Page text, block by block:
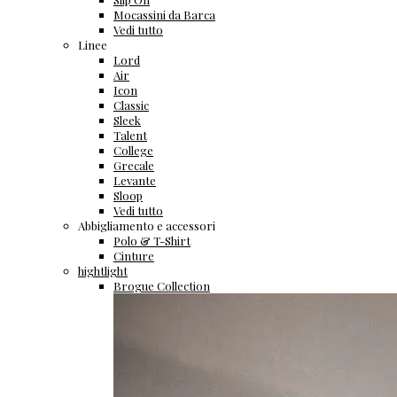
Mocassini da Barca
Vedi tutto
Linee
Lord
Air
Icon
Classic
Sleek
Talent
College
Grecale
Levante
Sloop
Vedi tutto
Abbigliamento e accessori
Polo & T-Shirt
Cinture
hightlight
Brogue Collection